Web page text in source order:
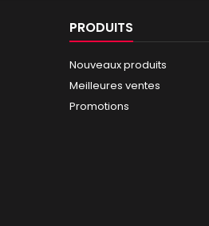
PRODUITS
Nouveaux produits
Meilleures ventes
Promotions